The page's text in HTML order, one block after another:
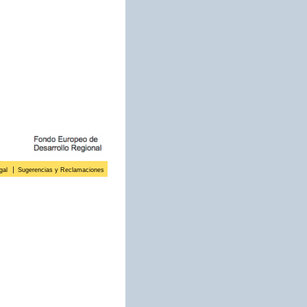
Sugerencias y Reclamaciones